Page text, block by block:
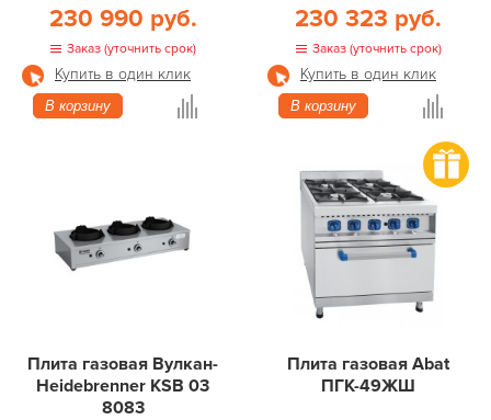
230 990 руб.
Заказ (уточнить срок)
Купить в один клик
В корзину
230 323 руб.
Заказ (уточнить срок)
Купить в один клик
В корзину
Плита газовая Вулкан-
Heidebrenner KSB 03
8083
Плита газовая Abat
ПГК-49ЖШ